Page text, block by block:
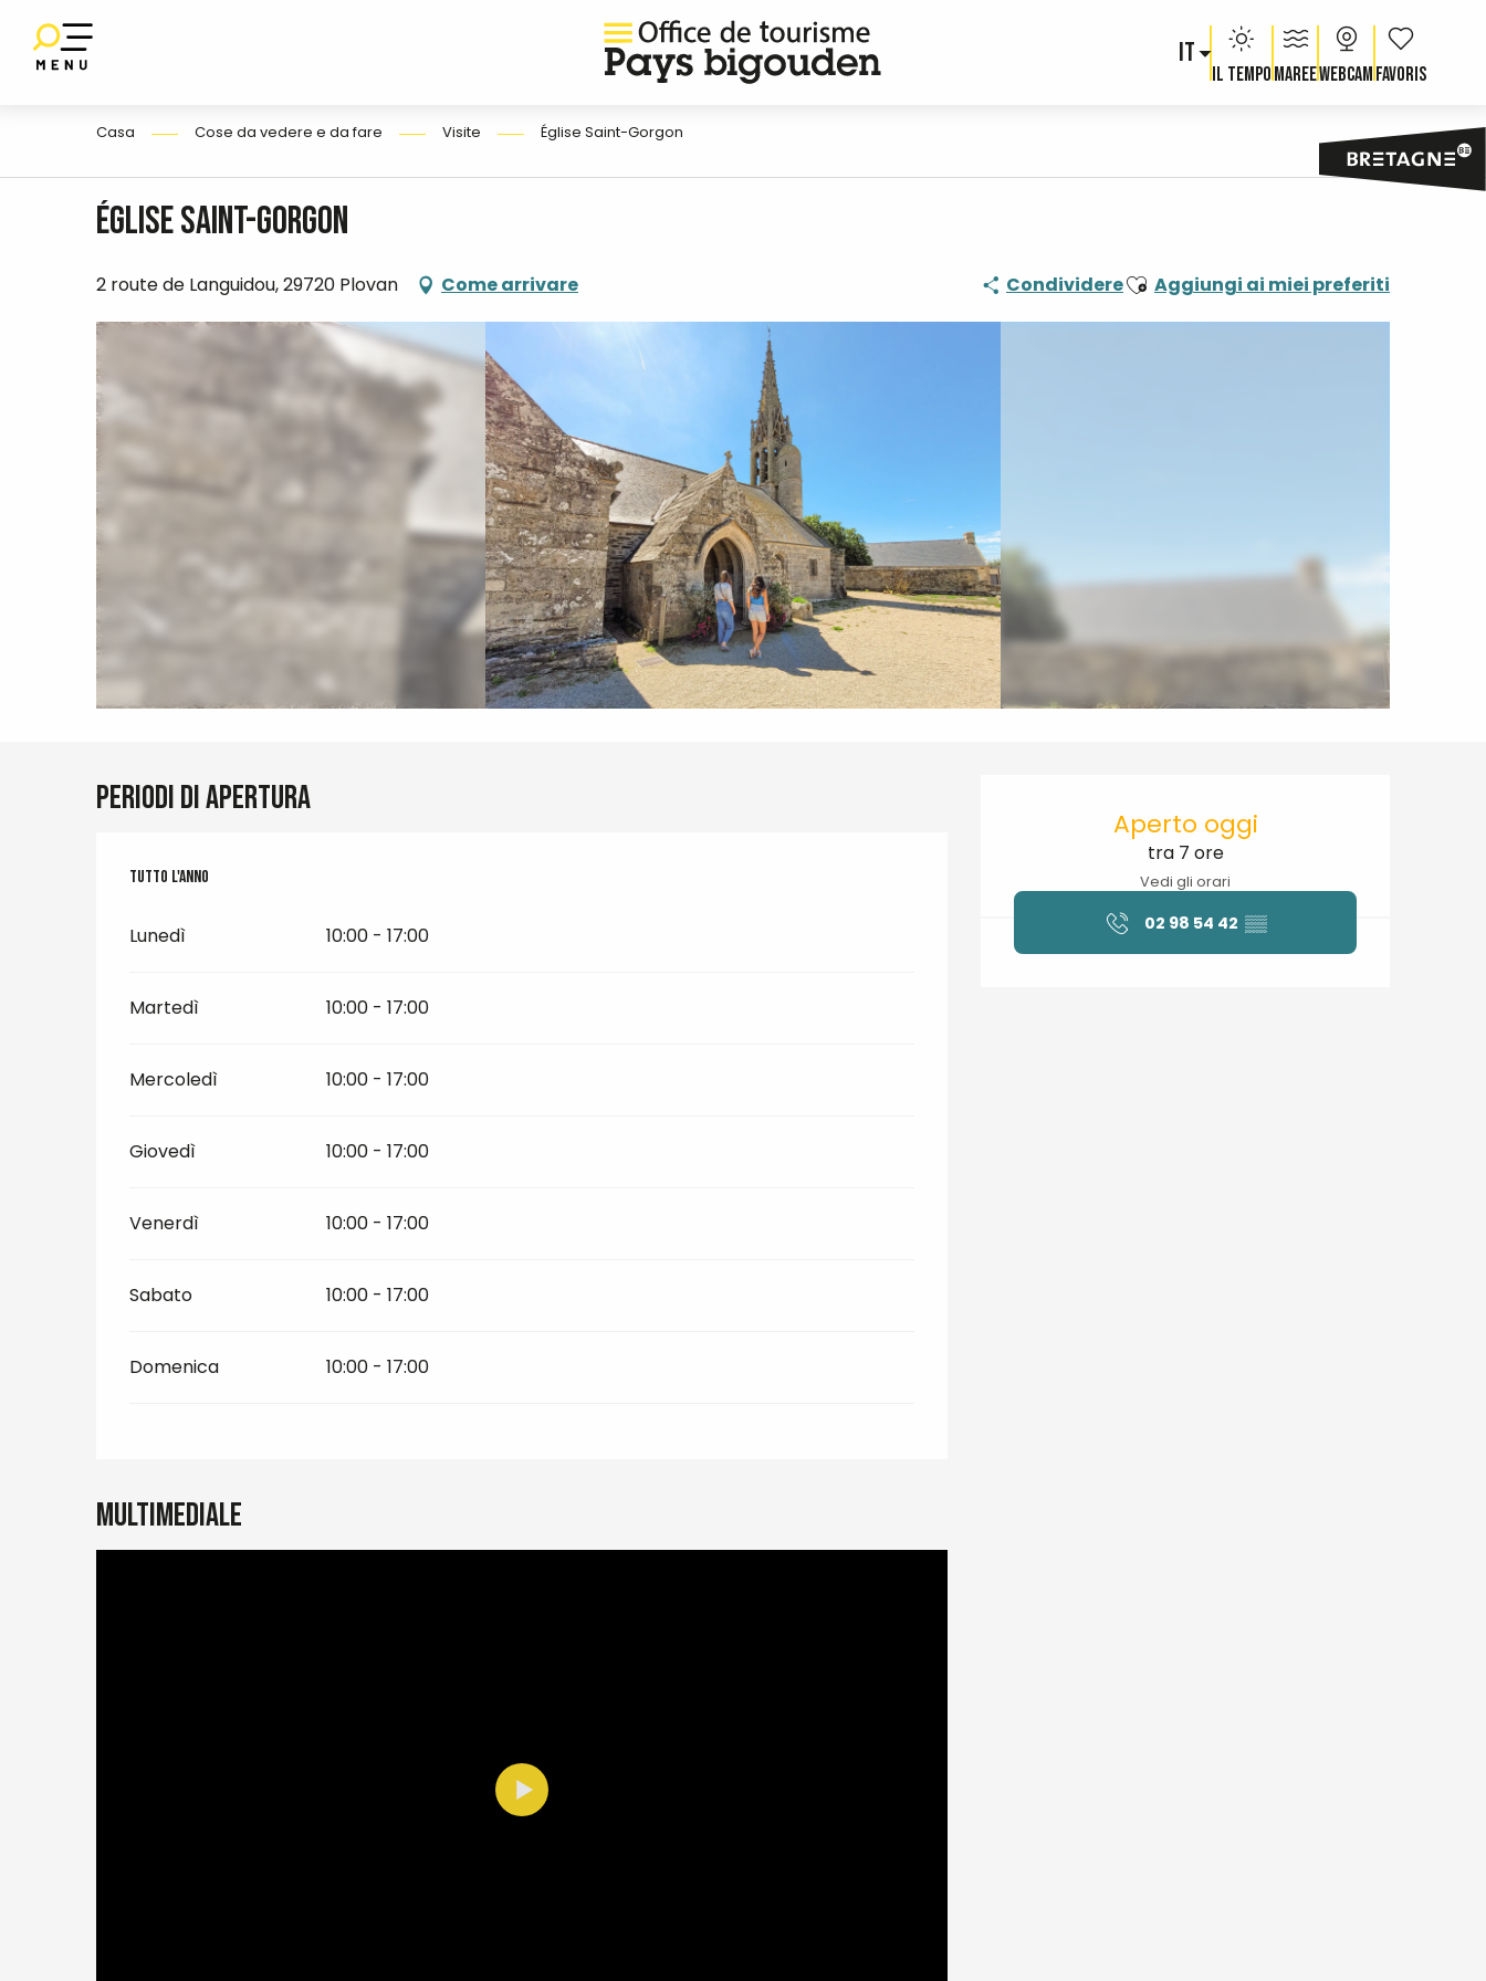
contenu
IT
Il tempoMareeWebcam Voir les
Casa Cose da vedere e da fare Visite Église Saint-Gorgon
Église Saint-Gorgon
2 route de Languidou, 29720 Plovan Come arrivare CondividereAjouter aux favoris
Aggiungi ai miei preferiti
Orari e contatti
Aperto oggi
tra 7 ore
Vedi gli orari
02 98 54 42 ▒▒
Periodi di apertura
Tutto l'anno
Tutto l'anno
Lunedì 10:00 - 17:00
Martedì 10:00 - 17:00
Mercoledì 10:00 - 17:00
Giovedì 10:00 - 17:00
Venerdì 10:00 - 17:00
Sabato 10:00 - 17:00
Domenica 10:00 - 17:00
Multimediale